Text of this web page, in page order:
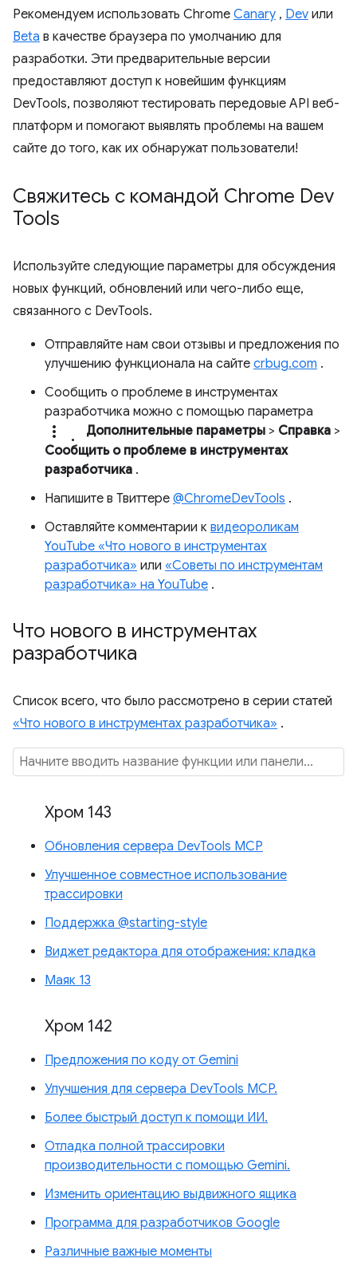
Рекомендуем использовать Chrome Canary , Dev или
Beta в качестве браузера по умолчанию для
разработки. Эти предварительные версии
предоставляют доступ к новейшим функциям
DevTools, позволяют тестировать передовые API веб-
платформ и помогают выявлять проблемы на вашем
сайте до того, как их обнаружат пользователи!
Свяжитесь с командой Chrome Dev
Tools
Используйте следующие параметры для обсуждения
новых функций, обновлений или чего-либо еще,
связанного с DevTools.
Отправляйте нам свои отзывы и предложения по
улучшению функционала на сайте crbug.com .
Сообщить о проблеме в инструментах
разработчика можно с помощью параметра
more_vert. Дополнительные параметры > Справка >
Сообщить о проблеме в инструментах
разработчика .
Напишите в Твиттере @ChromeDevTools .
Оставляйте комментарии к видеороликам
YouTube «Что нового в инструментах
разработчика» или «Советы по инструментам
разработчика» на YouTube .
Что нового в инструментах
разработчика
Список всего, что было рассмотрено в серии статей
«Что нового в инструментах разработчика» .
Хром 143
Обновления сервера DevTools MCP
Улучшенное совместное использование
трассировки
Поддержка @starting-style
Виджет редактора для отображения: кладка
Маяк 13
Хром 142
Предложения по коду от Gemini
Улучшения для сервера DevTools MCP.
Более быстрый доступ к помощи ИИ.
Отладка полной трассировки
производительности с помощью Gemini.
Изменить ориентацию выдвижного ящика
Программа для разработчиков Google
Различные важные моменты